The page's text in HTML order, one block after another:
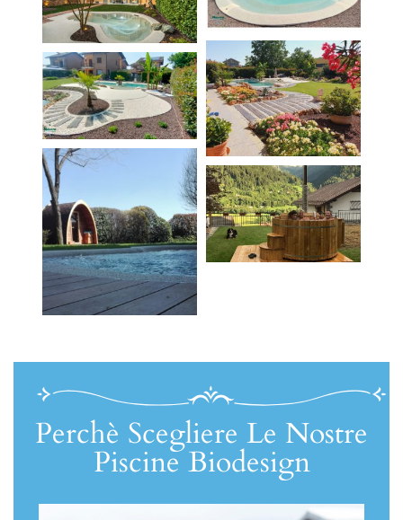
Perchè Scegliere Le Nostre
Piscine Biodesign